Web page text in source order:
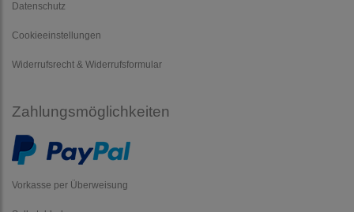
Datenschutz
Cookieeinstellungen
Widerrufsrecht & Widerrufsformular
Zahlungsmöglichkeiten
Vorkasse per Überweisung